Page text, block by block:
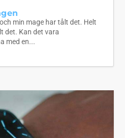
min mage har tålt det. Helt
det. Kan det vara
med en...